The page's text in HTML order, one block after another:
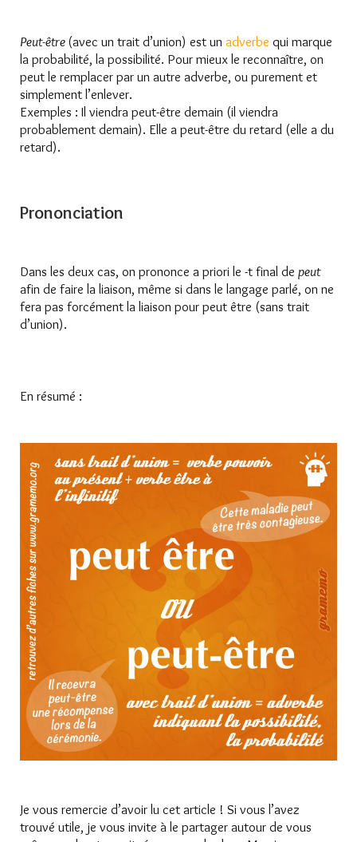
Peut-être (avec un trait d’union) est un adverbe qui marque
la probabilité, la possibilité. Pour mieux le reconnaître, on
peut le remplacer par un autre adverbe, ou purement et
simplement l’enlever.
Exemples : Il viendra peut-être demain (il viendra
probablement demain). Elle a peut-être du retard (elle a du
retard).
Prononciation
Dans les deux cas, on prononce a priori le -t final de peut
afin de faire la liaison, même si dans le langage parlé, on ne
fera pas forcément la liaison pour peut être (sans trait
d’union).
En résumé :
Je vous remercie d’avoir lu cet article ! Si vous l’avez
trouvé utile, je vous invite à le partager autour de vous